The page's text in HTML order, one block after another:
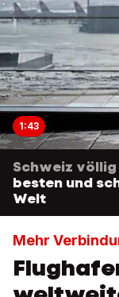
1:43
Schweiz
besten und
Welt
Mehr